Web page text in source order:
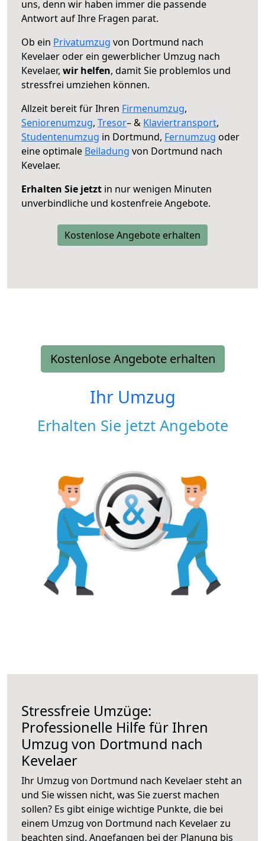
uns, denn wir haben immer die passende
Antwort auf Ihre Fragen parat.
Ob ein Privatumzug von Dortmund nach
Kevelaer oder ein gewerblicher Umzug nach
Kevelaer, wir helfen, damit Sie problemlos und
stressfrei umziehen können.
Allzeit bereit für Ihren Firmenumzug,
Seniorenumzug, Tresor– & Klaviertransport,
Studentenumzug in Dortmund, Fernumzug oder
eine optimale Beiladung von Dortmund nach
Kevelaer.
Erhalten Sie jetzt in nur wenigen Minuten
unverbindliche und kostenfreie Angebote.
Kostenlose Angebote erhalten
Kostenlose Angebote erhalten
Ihr Umzug
Erhalten Sie jetzt Angebote
Stressfreie Umzüge:
Professionelle Hilfe für Ihren
Umzug von Dortmund nach
Kevelaer
Ihr Umzug von Dortmund nach Kevelaer steht an
und Sie wissen nicht, was Sie zuerst machen
sollen? Es gibt einige wichtige Punkte, die bei
einem Umzug von Dortmund nach Kevelaer zu
beachten sind. Angefangen bei der Planung bis